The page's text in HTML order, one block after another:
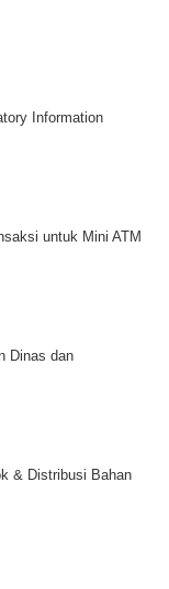
Information
untuk Mini ATM
Dinas dan
& Distribusi Bahan